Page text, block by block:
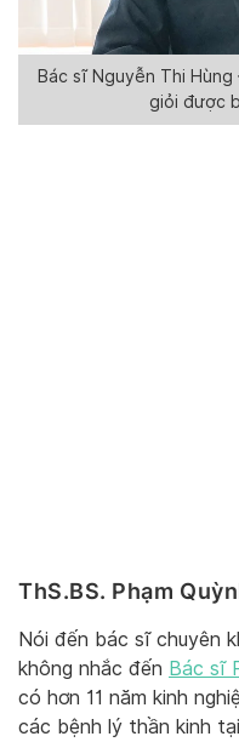
Bác sĩ Nguyễn Thi
giỏi được
ThS.BS. Phạm
Nói đến bác sĩ chuyên
không nhắc đến Bác sĩ
có hơn 11 năm kinh
các bệnh lý thần kinh